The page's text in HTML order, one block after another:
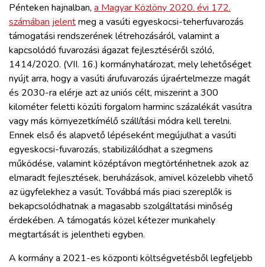
ARCHÍVUM
WEBSHOP
BELÉPÉS
REGISZTRÁCIÓ
Pénteken hajnalban, a Magyar Közlöny 2020. évi 172.
számában jelentmeg a vasúti egyeskocsi-teherfuvarozás
támogatási rendszerének létrehozásáról, valamint a
kapcsolódó fuvarozási ágazat fejlesztéséről szóló,
1414/2020. (VII. 16.) kormányhatározat, mely lehetőséget
nyújt arra, hogy a vasúti árufuvarozás újraértelmezze magát
és 2030-ra elérje azt az uniós célt, miszerint a 300
kilométer feletti közúti forgalom harminc százalékát vasútra
vagy más környezetkímélő szállítási módra kell terelni.
Ennek első és alapvető lépéseként megújulhat a vasúti
egyeskocsi-fuvarozás, stabilizálódhat a szegmens
működése, valamint középtávon megtörténhetnek azok az
elmaradt fejlesztések, beruházások, amivel közelebb vihető
az ügyfelekhez a vasút. Továbbá más piaci szereplők is
bekapcsolódhatnak a magasabb szolgáltatási minőség
érdekében. A támogatás közel kétezer munkahely
megtartását is jelentheti egyben.
A kormány a 2021-es központi költségvetésből legfeljebb